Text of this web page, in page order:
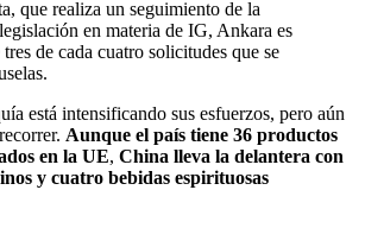
que realiza un seguimiento de la
en materia de IG, Ankara es
de cada cuatro solicitudes que se
está intensificando sus esfuerzos, pero aún
Aunque el país tiene 36 productos
en la UE, China lleva la delantera con
y cuatro bebidas espirituosas